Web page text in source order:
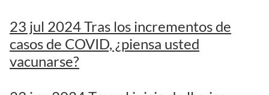
23 jul 2024 Tras los incrementos de
casos de COVID, ¿piensa usted
vacunarse?